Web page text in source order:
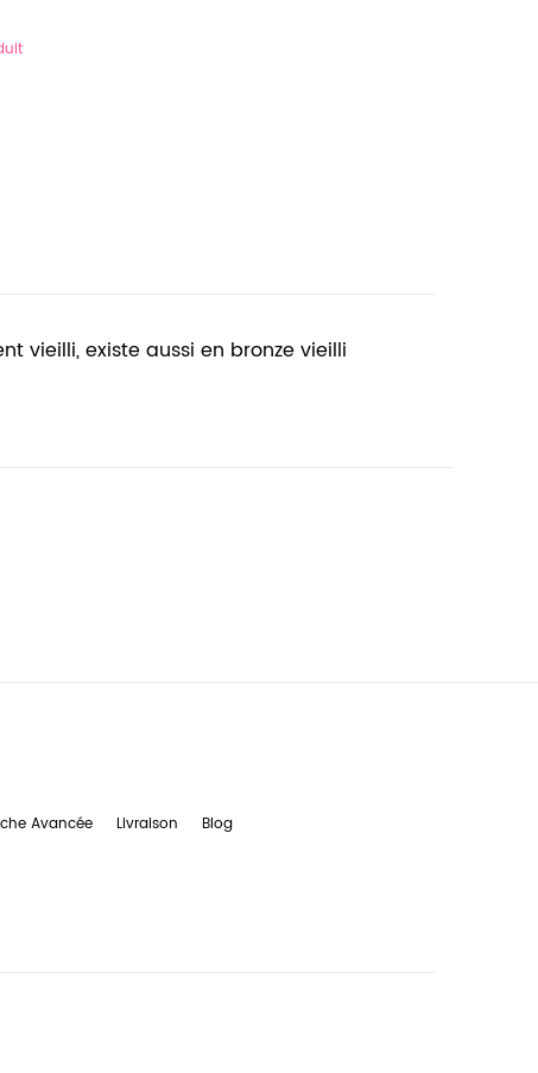
vieilli, existe aussi en bronze vieilli
Avancée Livraison Blog